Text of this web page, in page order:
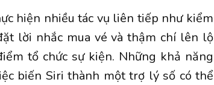
hiện nhiều tác vụ liên tiếp như kiểm
lời nhắc mua vé và thậm chí lên lộ
tổ chức sự kiện. Những khả năng
biến Siri thành một trợ lý số có thể